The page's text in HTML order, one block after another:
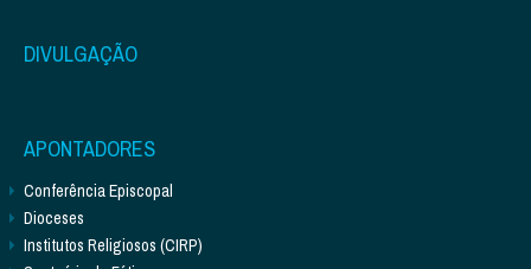
DIVULGAÇÃO
APONTADORES
Conferência Episcopal
Dioceses
Institutos Religiosos (CIRP)